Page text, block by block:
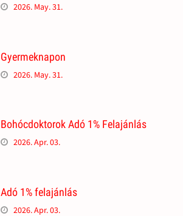
2026. May. 31.
Gyermeknapon
2026. May. 31.
Bohócdoktorok Adó 1% Felajánlás
2026. Apr. 03.
Adó 1% felajánlás
2026. Apr. 03.